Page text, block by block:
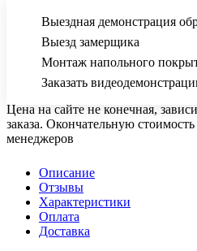
Выездная демонстрация
Выезд замерщика
Монтаж напольного
Заказать
Цена на сайте не конечная,
заказа. Окончательную
менеджеров
Описание
Отзывы
Характеристики
Оплата
Доставка